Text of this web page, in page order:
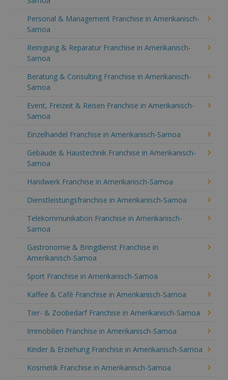
Personal & Management Franchise in Amerikanisch-
Samoa
Reinigung & Reparatur Franchise in Amerikanisch-
Samoa
Beratung & Consulting Franchise in Amerikanisch-
Samoa
Event, Freizeit & Reisen Franchise in Amerikanisch-
Samoa
Einzelhandel Franchise in Amerikanisch-Samoa
Gebäude & Haustechnik Franchise in Amerikanisch-
Samoa
Handwerk Franchise in Amerikanisch-Samoa
Dienstleistungsfranchise in Amerikanisch-Samoa
Telekommunikation Franchise in Amerikanisch-
Samoa
Gastronomie & Bringdienst Franchise in
Amerikanisch-Samoa
Sport Franchise in Amerikanisch-Samoa
Kaffee & Café Franchise in Amerikanisch-Samoa
Tier- & Zoobedarf Franchise in Amerikanisch-Samoa
Immobilien Franchise in Amerikanisch-Samoa
Kinder & Erziehung Franchise in Amerikanisch-Samoa
Kosmetik Franchise in Amerikanisch-Samoa